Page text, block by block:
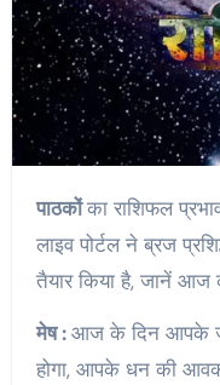
पाठकोंका राशिफल
लाइव पोर्टल ने ब्रज
तैयार किया है, जानें आज
मेष :आज के दिन आपके
होगा, आपके धन की